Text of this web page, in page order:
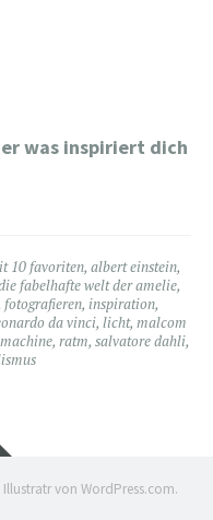
was inspiriert dich
10 favoriten, albert einstein,
fabelhafte welt der amelie,
fotografieren, inspiration,
da vinci, licht, malcom
, ratm, salvatore dahli,
Illustratr von WordPress.com.